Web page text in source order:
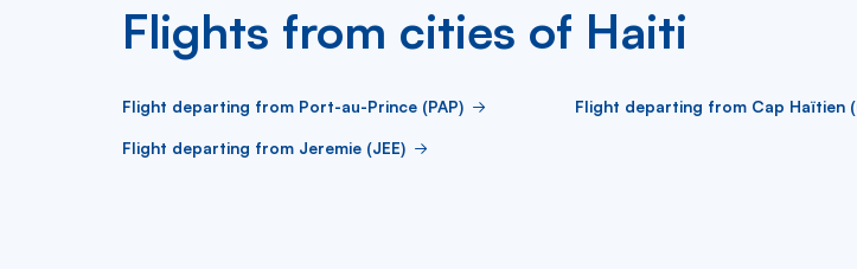
Flights from cities of Haiti
Flight departing from Port-au-Prince (PAP) Flight departing from Cap Haïtien
Flight departing from Jeremie (JEE)